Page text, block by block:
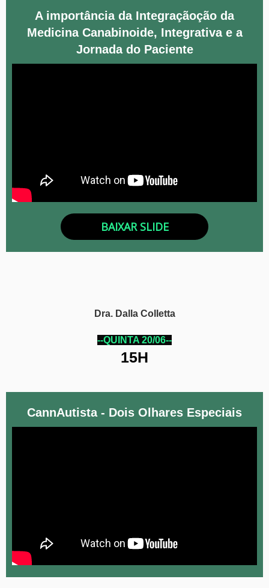
A importância da Integraçãoção da
Medicina Canabinoide, Integrativa e a
Jornada do Paciente
BAIXAR SLIDE
Dra. Dalla Colletta
--QUINTA 20/06--
15H
CannAutista - Dois Olhares Especiais